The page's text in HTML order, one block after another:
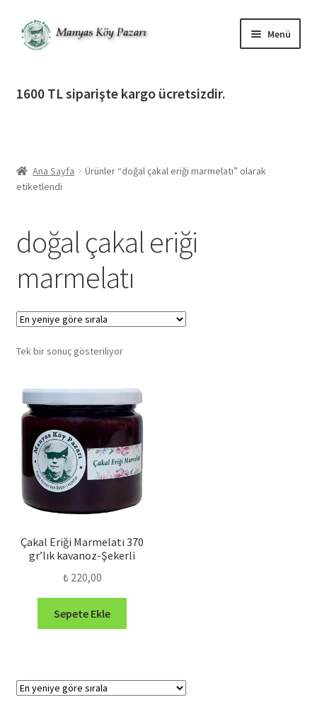
Dolaşıma
geç
İçeriğe
geç
Menü
Giriş Yap / Üye Ol
1600 TL siparişte kargo ücretsizdir.
Ana Sayfa
Ürünler “doğal çakal eriği marmelatı” olarak
etiketlendi
doğal çakal eriği
marmelatı
Tek bir sonuç gösteriliyor
Çakal Eriği Marmelatı 370
gr’lık kavanoz-Şekerli
₺220,00
Sepete Ekle